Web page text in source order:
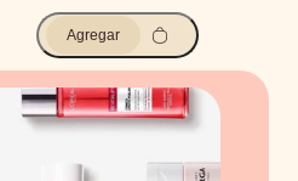
Agregar